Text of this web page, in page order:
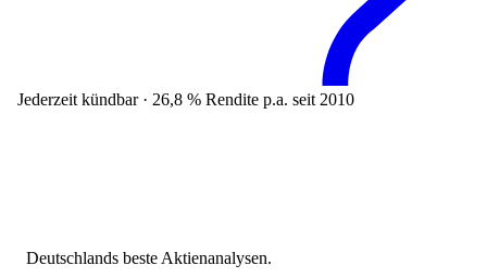
Jederzeit kündbar · 26,8 % Rendite p.a. seit 2010
Deutschlands beste Aktienanalysen.